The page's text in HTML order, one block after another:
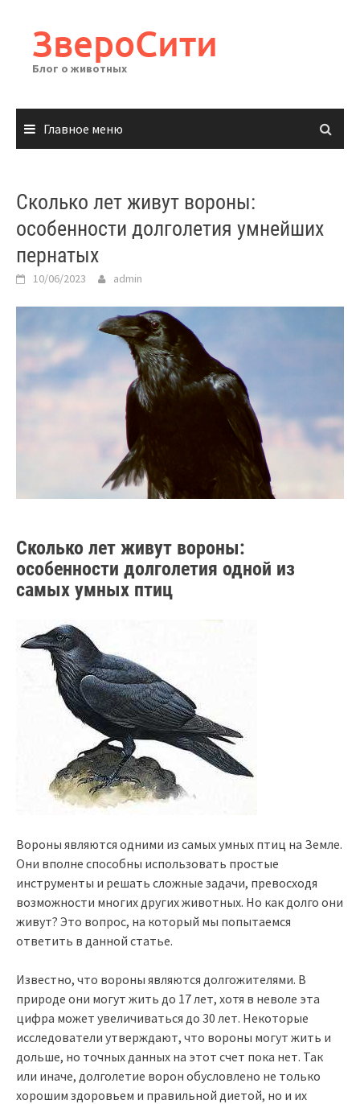
содержимому
ЗвероСити
Блог о животных
Главное меню
Сколько лет живут вороны:
особенности долголетия умнейших
пернатых
10/06/2023 admin
Сколько лет живут вороны:
особенности долголетия одной из
самых умных птиц
Вороны являются одними из самых умных птиц на Земле.
Они вполне способны использовать простые
инструменты и решать сложные задачи, превосходя
возможности многих других животных. Но как долго они
живут? Это вопрос, на который мы попытаемся
ответить в данной статье.
Известно, что вороны являются долгожителями. В
природе они могут жить до 17 лет, хотя в неволе эта
цифра может увеличиваться до 30 лет. Некоторые
исследователи утверждают, что вороны могут жить и
дольше, но точных данных на этот счет пока нет. Так
или иначе, долголетие ворон обусловлено не только
хорошим здоровьем и правильной диетой, но и их